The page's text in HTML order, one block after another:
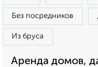
Без посредников
Из бруса
Аренда домов,